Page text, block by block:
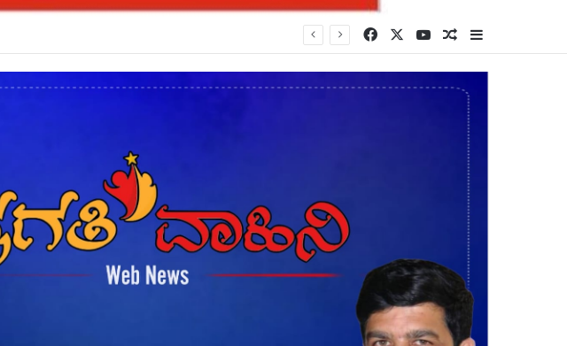
FacebookYouTubeRandom Article
Sidebar